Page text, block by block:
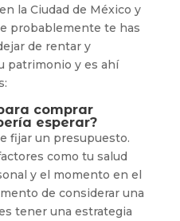
la Ciudad de México y
probablemente te has
de rentar y
patrimonio y es ahí
comprar
esperar?
fijar un presupuesto.
como tu salud
y el momento en el
de considerar una
tener una estrategia